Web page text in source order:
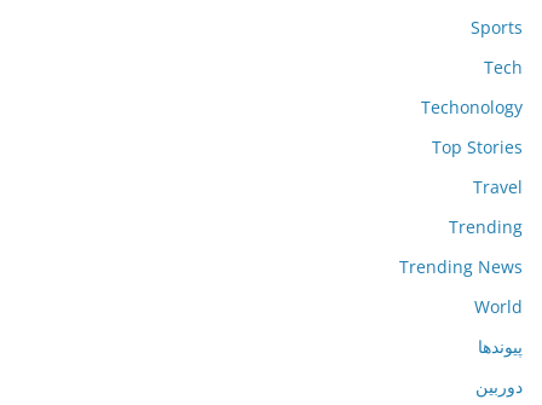
Sports
Tech
Techonology
Top Stories
Travel
Trending
Trending News
World
پیوندها
دوربین